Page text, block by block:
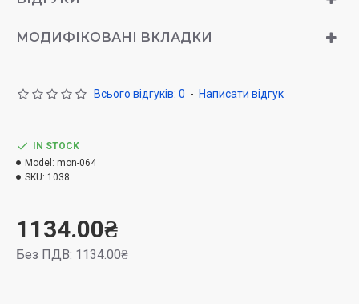
МОДИФІКОВАНІ ВКЛАДКИ
Всього відгуків: 0 - Написати відгук
1134.00₴
Без ПДВ: 1134.00₴
IN STOCK
Model: mon-064
SKU: 1038